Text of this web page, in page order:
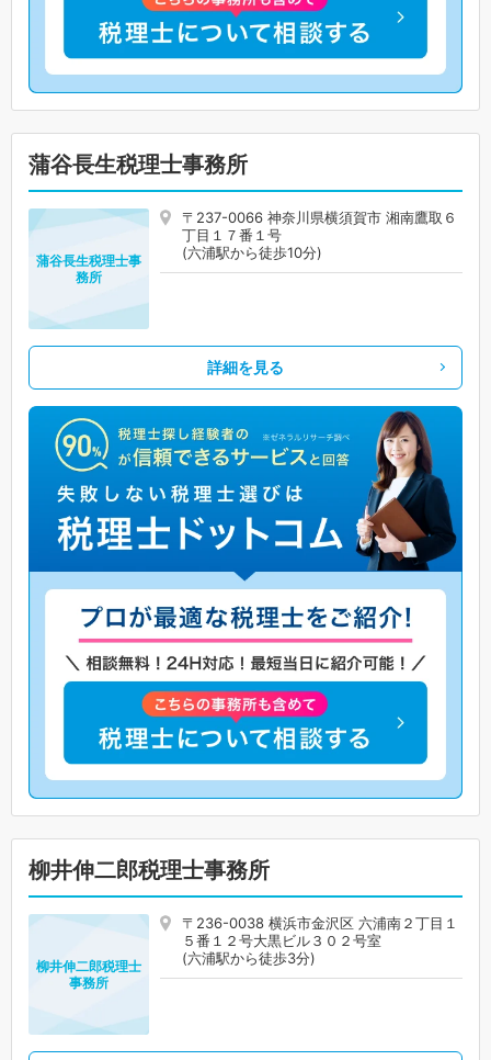
蒲谷長生税理士事務所
〒237-0066 神奈川県横須賀市 湘南鷹取６
丁目１７番１号
(六浦駅から徒歩10分)
蒲谷長生税理士事
務所
詳細を見る
柳井伸二郎税理士事務所
〒236-0038 横浜市金沢区 六浦南２丁目１
５番１２号大黒ビル３０２号室
(六浦駅から徒歩3分)
柳井伸二郎税理士
事務所